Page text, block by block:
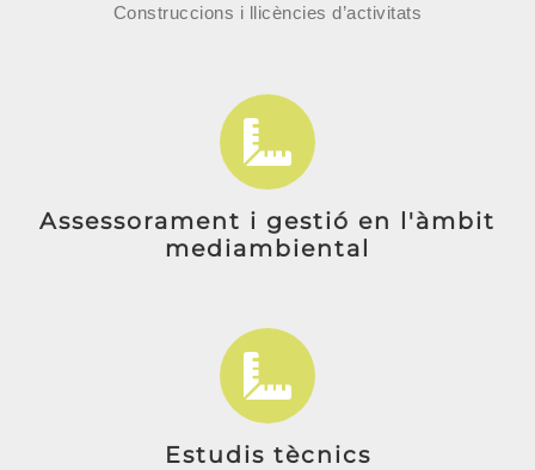
Construccions i llicències d’activitats
Assessorament i gestió en l'àmbit
mediambiental
Estudis tècnics